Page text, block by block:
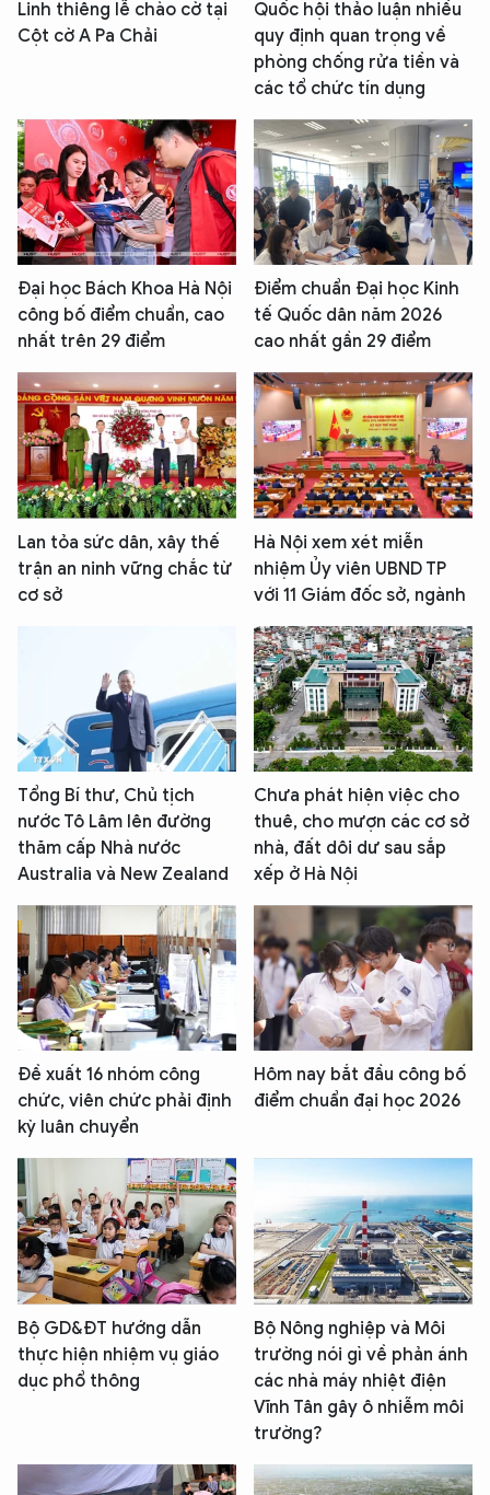
Linh thiêng lễ chào cờ tại
Cột cờ A Pa Chải
Quốc hội thảo luận nhiều
quy định quan trọng về
phòng chống rửa tiền và
các tổ chức tín dụng
Đại học Bách Khoa Hà Nội
công bố điểm chuẩn, cao
nhất trên 29 điểm
Điểm chuẩn Đại học Kinh
tế Quốc dân năm 2026
cao nhất gần 29 điểm
Lan tỏa sức dân, xây thế
trận an ninh vững chắc từ
cơ sở
Hà Nội xem xét miễn
nhiệm Ủy viên UBND TP
với 11 Giám đốc sở, ngành
Tổng Bí thư, Chủ tịch
nước Tô Lâm lên đường
thăm cấp Nhà nước
Australia và New Zealand
Chưa phát hiện việc cho
thuê, cho mượn các cơ sở
nhà, đất dôi dư sau sắp
xếp ở Hà Nội
Đề xuất 16 nhóm công
chức, viên chức phải định
kỳ luân chuyển
Hôm nay bắt đầu công bố
điểm chuẩn đại học 2026
Bộ GD&ĐT hướng dẫn
thực hiện nhiệm vụ giáo
dục phổ thông
Bộ Nông nghiệp và Môi
trường nói gì về phản ánh
các nhà máy nhiệt điện
Vĩnh Tân gây ô nhiễm môi
trường?
TÔI LÀ CHATBOT CỦA
Hãy hỏi tôi bất kỳ điều gì bạn cần biết về
An Ninh Thủ Đô nhé. Tôi sẵn sàng hỗ trợ!